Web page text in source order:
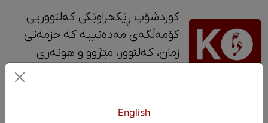
کوردشۆپ ڕێکخراوێکی کەلتووریی
کۆمەڵگەی مەدەنییە کە خزمەتی
زمان، کەلتوور، مێژوو و ‎هونەری
English